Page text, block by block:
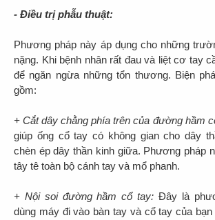
- Điều trị phẫu thuật:
Phương pháp này áp dụng cho những
nặng. Khi bệnh nhân rất đau và liệt cơ tay
để ngăn ngừa những tổn thương. Biện
gồm:
+ Cắt dây chằng phía trên của đường hầm
giúp ống cổ tay có không gian cho dây
chèn ép dây thần kinh giữa. Phương pháp
tây tê toàn bộ cánh tay và mổ phanh.
+ Nội soi đường hầm cổ tay: Đây là
dùng máy đi vào bàn tay và cổ tay của